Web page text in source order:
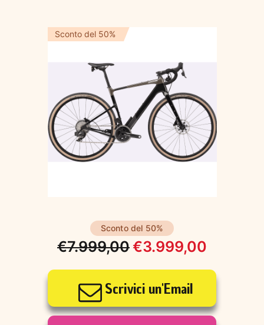
Sconto del 50%
Sconto del 50%
€7.999,00
Il
prezzo
originale
€3.999,00
Il
prezzo
attuale
Scrivici un'Email